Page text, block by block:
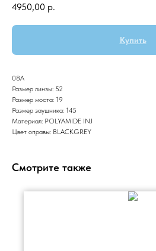
4950,00 р.
Купить
08A
Размер линзы: 52
Размер моста: 19
Размер заушника: 145
Материал: POLYAMIDE INJ
Цвет оправы: BLACKGREY
Смотрите также